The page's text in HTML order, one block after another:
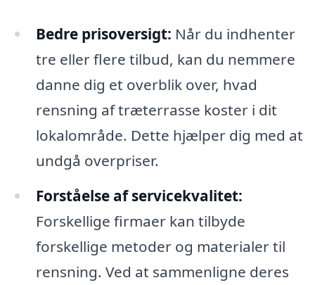
Bedre prisoversigt: Når du indhenter
tre eller flere tilbud, kan du nemmere
danne dig et overblik over, hvad
rensning af træterrasse koster i dit
lokalområde. Dette hjælper dig med at
undgå overpriser.
Forståelse af servicekvalitet:
Forskellige firmaer kan tilbyde
forskellige metoder og materialer til
rensning. Ved at sammenligne deres